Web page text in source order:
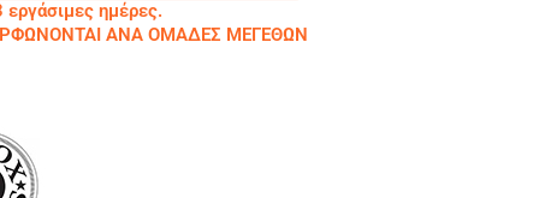
ημέρες.
ΑΝΑ ΟΜΑΔΕΣ ΜΕΓΕΘΩΝ